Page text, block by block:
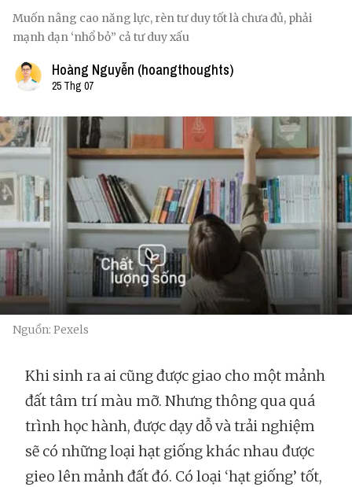
Muốn nâng cao năng lực, rèn tư duy tốt là chưa đủ, phải
mạnh dạn ‘nhổ bỏ” cả tư duy xấu
Hoàng Nguyễn (hoangthoughts)
25 Thg 07
Nguồn: Pexels
Khi sinh ra ai cũng được giao cho một mảnh
đất tâm trí màu mỡ. Nhưng thông qua quá
trình học hành, được dạy dỗ và trải nghiệm
sẽ có những loại hạt giống khác nhau được
gieo lên mảnh đất đó. Có loại ‘hạt giống’ tốt,